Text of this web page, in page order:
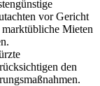
vor Gericht
Mieten
den